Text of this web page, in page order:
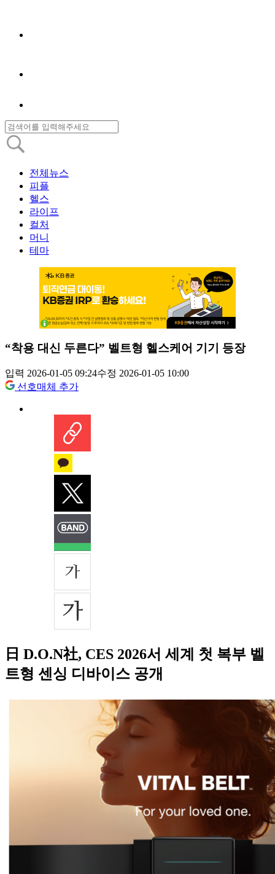
전체뉴스
피플
헬스
라이프
컬처
머니
테마
“착용 대신 두른다” 벨트형 헬스케어 기기 등장
입력 2026-01-05 09:24수정 2026-01-05 10:00
선호매체 추가
日 D.O.N社, CES 2026서 세계 첫 복부 벨
트형 센싱 디바이스 공개